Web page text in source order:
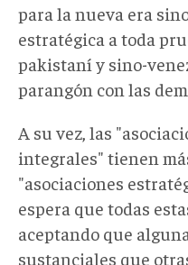
para la nueva era
estratégica a toda
pakistaní y sino-
parangón con las
A su vez, las
integrales" tienen
"asociaciones
espera que todas
aceptando que
sustanciales que